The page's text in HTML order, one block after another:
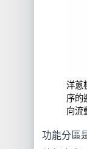
洋蔥
序的
向流
功能分區